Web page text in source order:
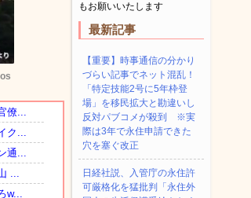
もお願いいたします
最新記事
【重要】時事通信の分かり
づらい記事でネット混乱！
「特定技能2号に5年枠登
場」を移民拡大と勘違いし
反対パブコメが殺到 ※実
際は3年で永住申請できた
穴を塞ぐ改正
日経社説、入管庁の永住許
可厳格化を猛批判「永住外